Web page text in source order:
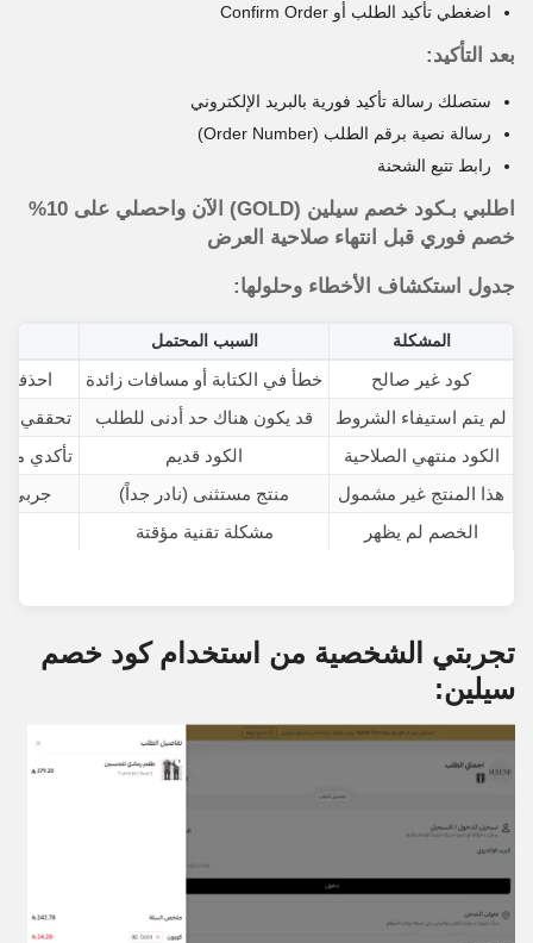
اضغطي تأكيد الطلب أو Confirm Order
بعد التأكيد:
ستصلك رسالة تأكيد فورية بالبريد الإلكتروني
رسالة نصية برقم الطلب (Order Number)
رابط تتبع الشحنة
اطلبي بـكود خصم سيلين (GOLD
) الآن واحصلي على 10%
خصم فوري قبل انتهاء صلاحية العرض
جدول استكشاف الأخطاء وحلولها:
المشكلة السبب المحتمل
كود غير صالح خطأ في الكتابة أو مسافات زائدة
احذفي
لم يتم استيفاء الشروط
قد يكون هناك حد أدنى للطلب
تحققي
الكود منتهي الصلاحية
الكود قديم
تأكدي من
هذا المنتج غير مشمول
منتج مستثنى (نادر جداً)
جربي
الخصم لم يظهر
مشكلة تقنية مؤقتة
تجربتي الشخصية من استخدام كود خصم
سيلين: